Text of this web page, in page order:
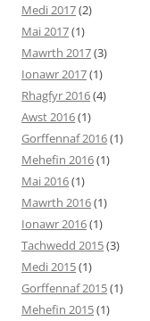
Medi 2017(2)
Mai 2017(1)
Mawrth 2017(3)
Ionawr 2017(1)
Rhagfyr 2016(4)
Awst 2016(1)
Gorffennaf 2016(1)
Mehefin 2016(1)
Mai 2016(1)
Mawrth 2016(1)
Ionawr 2016(1)
Tachwedd 2015(3)
Medi 2015(1)
Gorffennaf 2015(1)
Mehefin 2015(1)